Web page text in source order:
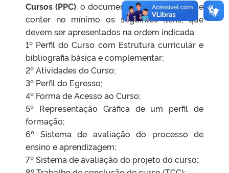
Cursos (PPC), o documento ser anexado deve
conter no mínimo os seguintes itens, que
devem ser apresentados na ordem indicada:
1º Perfil do Curso com Estrutura curricular e
bibliografia básica e complementar;
2º Atividades do Curso;
3º Perfil do Egresso;
4º Forma de Acesso ao Curso;
5º Representação Gráfica de um perfil de
formação;
6º Sistema de avaliação do processo de
ensino e aprendizagem;
7º Sistema de avaliação do projeto do curso;